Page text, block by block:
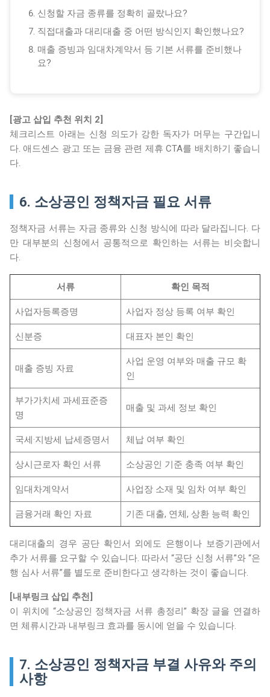
신청할 자금 종류를 정확히 골랐나요?
직접대출과 대리대출 중 어떤 방식인지 확인했나요?
매출 증빙과 임대차계약서 등 기본 서류를 준비했나
요?
[광고 삽입 추천 위치 2]
체크리스트 아래는 신청 의도가 강한 독자가 머무는 구간입니
다. 애드센스 광고 또는 금융 관련 제휴 CTA를 배치하기 좋습니
다.
6. 소상공인 정책자금 필요 서류
정책자금 서류는 자금 종류와 신청 방식에 따라 달라집니다. 다
만 대부분의 신청에서 공통적으로 확인하는 서류는 비슷합니
다.
서류 확인 목적
사업자등록증명 사업자 정상 등록 여부 확인
신분증 대표자 본인 확인
매출 증빙 자료
사업 운영 여부와 매출 규모 확
인
부가가치세 과세표준증
명
매출 및 과세 정보 확인
국세·지방세 납세증명서 체납 여부 확인
상시근로자 확인 서류 소상공인 기준 충족 여부 확인
임대차계약서 사업장 소재 및 임차 여부 확인
금융거래 확인 자료 기존 대출, 연체, 상환 능력 확인
대리대출의 경우 공단 확인서 외에도 은행이나 보증기관에서
추가 서류를 요구할 수 있습니다. 따라서 “공단 신청 서류”와 “은
행 심사 서류”를 별도로 준비한다고 생각하는 것이 좋습니다.
[내부링크 삽입 추천]
이 위치에 “소상공인 정책자금 서류 총정리” 확장 글을 연결하
면 체류시간과 내부링크 효과를 동시에 얻을 수 있습니다.
7. 소상공인 정책자금 부결 사유와 주의
사항